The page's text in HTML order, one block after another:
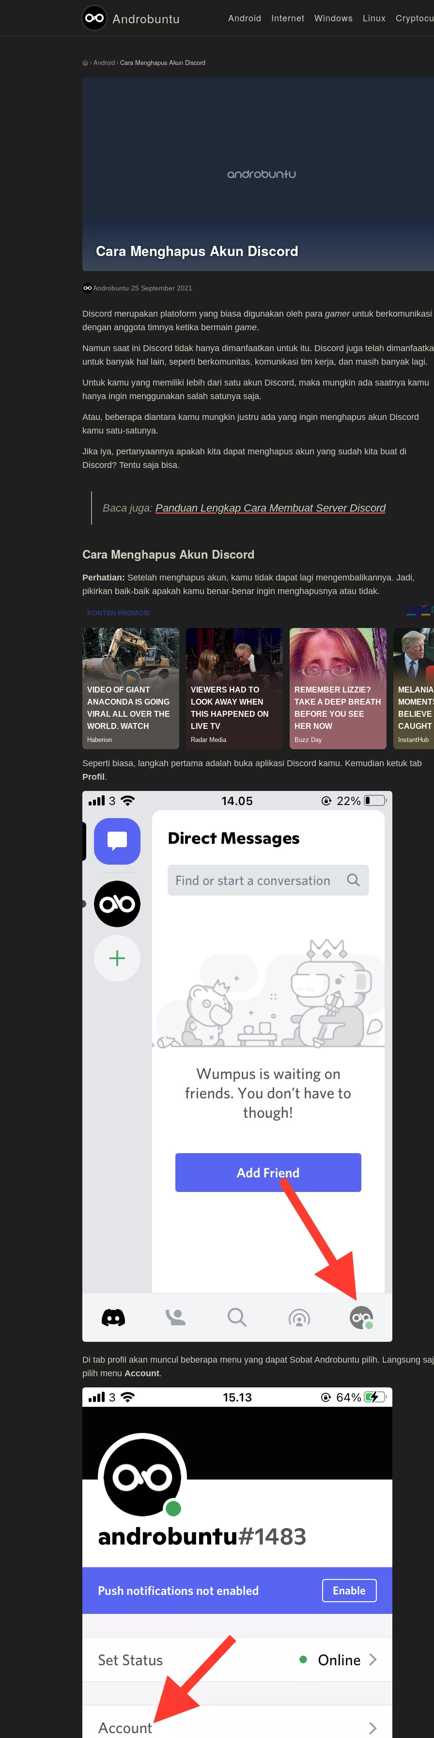
Androbuntu Android Internet Windows Linux
BerandaAndroid Cara Menghapus Akun Discord
Cara Menghapus Akun Discord
Androbuntu·25 September 2021
Discord merupakan platoform yang biasa digunakan oleh para gameruntuk berkomunikasi
dengan anggota timnya ketika bermain game.
Namun saat ini Discord tidak hanya dimanfaatkan untuk itu. Discord juga telah
untuk banyak hal lain, seperti berkomunitas, komunikasi tim kerja, dan masih banyak lagi.
Untuk kamu yang memiliki lebih dari satu akun Discord, maka mungkin ada saatnya kamu
hanya ingin menggunakan salah satunya saja.
Atau, beberapa diantara kamu mungkin justru ada yang ingin menghapus akun Discord
kamu satu-satunya.
Jika iya, pertanyaannya apakah kita dapat menghapus akun yang sudah kita buat di
Discord? Tentu saja bisa.
Baca juga: Panduan Lengkap Cara Membuat Server Discord
Cara Menghapus Akun Discord
Perhatian: Setelah menghapus akun, kamu tidak dapat lagi mengembalikannya. Jadi,
pikirkan baik-baik apakah kamu benar-benar ingin menghapusnya atau tidak.
Seperti biasa, langkah pertama adalah buka aplikasi Discord kamu. Kemudian ketuk tab
Profil.
Di tab profil akan muncul beberapa menu yang dapat Sobat Androbuntu pilih. Langsung
pilih menu Account.